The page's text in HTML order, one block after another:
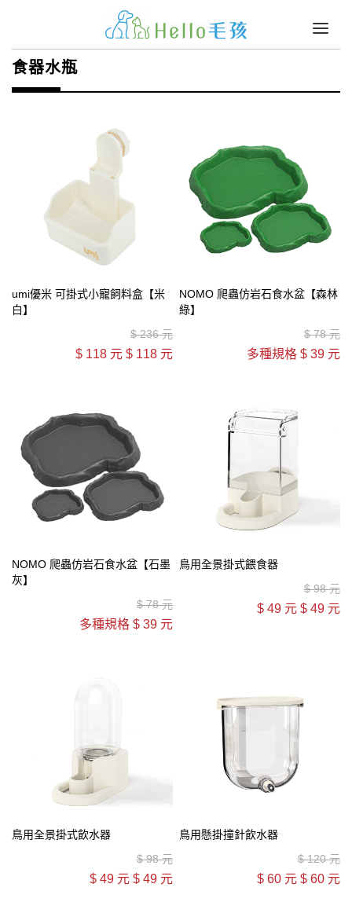
食器水瓶
umi優米 可掛式小寵飼料盒【米
白】
$236 元
$ 118 元 $ 118 元
NOMO 爬蟲仿岩石食水盆【森林
綠】
$78 元
多種規格 $ 39 元
NOMO 爬蟲仿岩石食水盆【石墨
灰】
$78 元
多種規格 $ 39 元
鳥用全景掛式餵食器
$98 元
$ 49 元 $ 49 元
鳥用全景掛式飲水器
$98 元
$ 49 元 $ 49 元
鳥用懸掛撞針飲水器
$120 元
$ 60 元 $ 60 元